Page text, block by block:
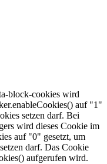
block-cookies wird
auf "1"
setzen darf. Bei
wird dieses Cookie im
auf "0" gesetzt, um
darf. Das Cookie
aufgerufen wird.